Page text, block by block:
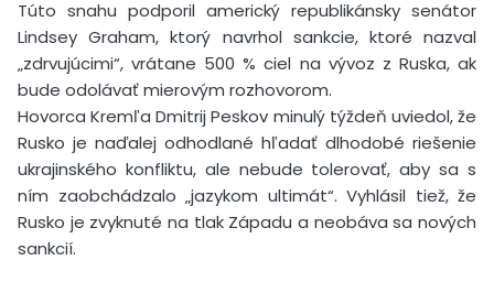
Túto snahu podporil americký republikánsky senátor
Lindsey Graham, ktorý navrhol sankcie, ktoré nazval
„zdrvujúcimi“, vrátane 500 % ciel na vývoz z Ruska, ak
bude odolávať mierovým rozhovorom.
Hovorca Kremľa Dmitrij Peskov minulý týždeň uviedol, že
Rusko je naďalej odhodlané hľadať dlhodobé riešenie
ukrajinského konfliktu, ale nebude tolerovať, aby sa s
ním zaobchádzalo „jazykom ultimát“. Vyhlásil tiež, že
Rusko je zvyknuté na tlak Západu a neobáva sa nových
sankcií.